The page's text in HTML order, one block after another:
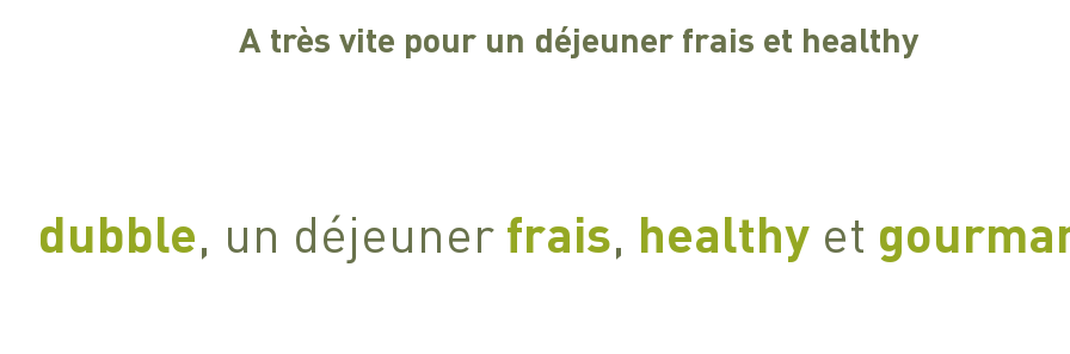
​​dubble, un déjeuner frais, healthy et
A très vite pour un déjeuner frais et healthy